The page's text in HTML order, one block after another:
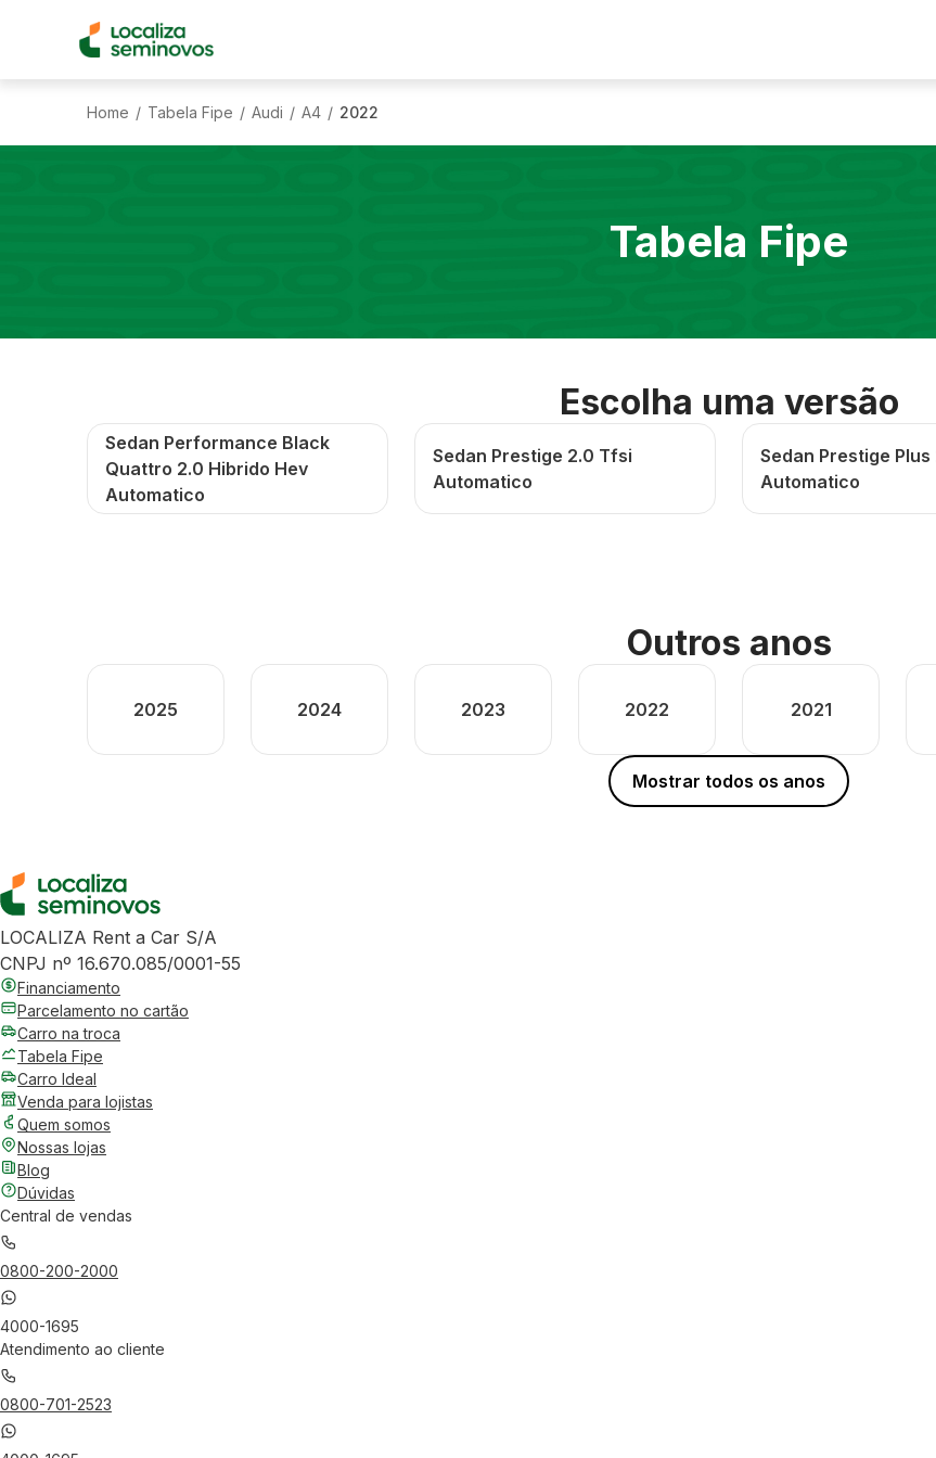
Home / Tabela Fipe / Audi / A4 / 2022
Tabela Fipe
Escolha uma versão
Sedan Performance Black
Quattro 2.0 Hibrido Hev
Automatico
Sedan Prestige 2.0 Tfsi
Automatico
Sedan Prestige
Automatico
Outros anos
2025 2024 2023 2022 2021
Mostrar todos os anos
LOCALIZA Rent a Car S/A
CNPJ nº 16.670.085/0001-55
Financiamento
Parcelamento no cartão
Carro na troca
Tabela Fipe
Carro Ideal
Venda para lojistas
Quem somos
Nossas lojas
Blog
Dúvidas
Central de vendas
0800-200-2000
4000-1695
Atendimento ao cliente
0800-701-2523